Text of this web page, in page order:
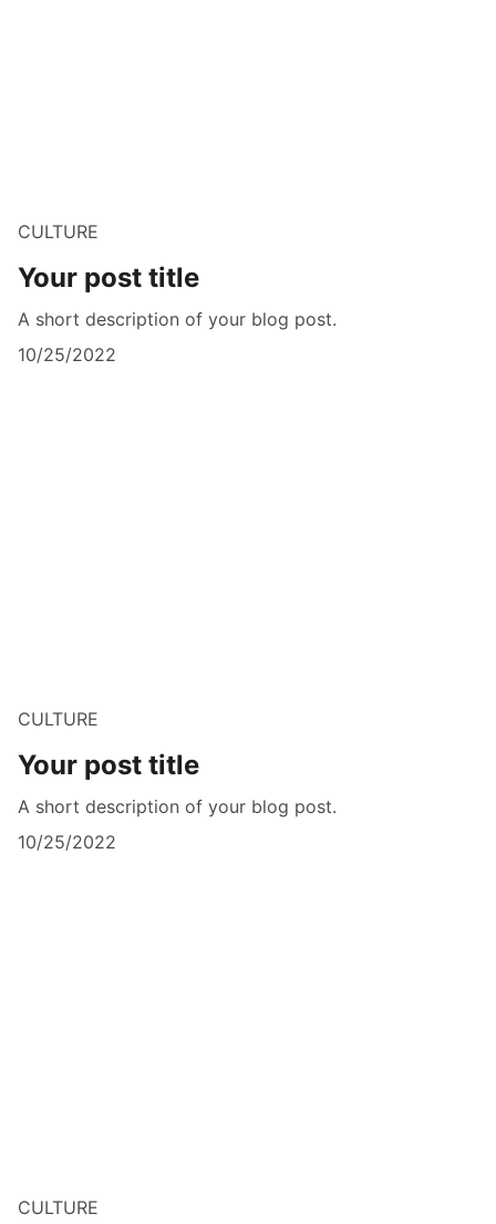
CULTURE
Your post title
A short description of your blog post.
10/25/2022
CULTURE
Your post title
A short description of your blog post.
10/25/2022
CULTURE